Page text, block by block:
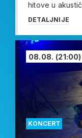
hitove u
DETALJNIJE
KONCERT
08.08. (21:00)